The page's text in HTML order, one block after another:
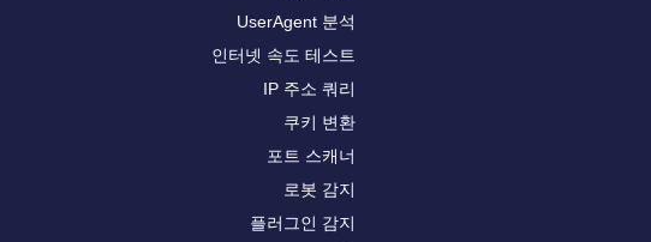
UserAgent 분석
인터넷 속도 테스트
IP 주소 쿼리
쿠키 변환
포트 스캐너
로봇 감지
플러그인 감지